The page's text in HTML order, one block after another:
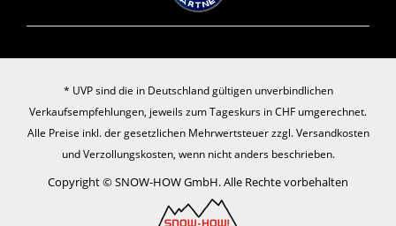
* UVP sind die in Deutschland gültigen unverbindlichen
Verkaufsempfehlungen, jeweils zum Tageskurs in CHF umgerechnet.
Alle Preise inkl. der gesetzlichen Mehrwertsteuer zzgl.Versandkosten
und Verzollungskosten, wenn nicht anders beschrieben.
Copyright © SNOW-HOW GmbH. Alle Rechte vorbehalten